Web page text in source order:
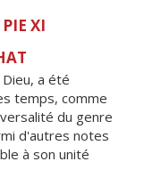
XI
a été
temps, comme
du genre
d'autres notes
à son unité